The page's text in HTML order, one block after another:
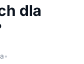
dla
•